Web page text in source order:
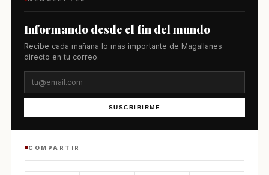
Informando desde el fin del mundo
Recibe cada mañana lo más importante de Magallanes
directo en tu correo.
SUSCRIBIRME
COMPARTIR